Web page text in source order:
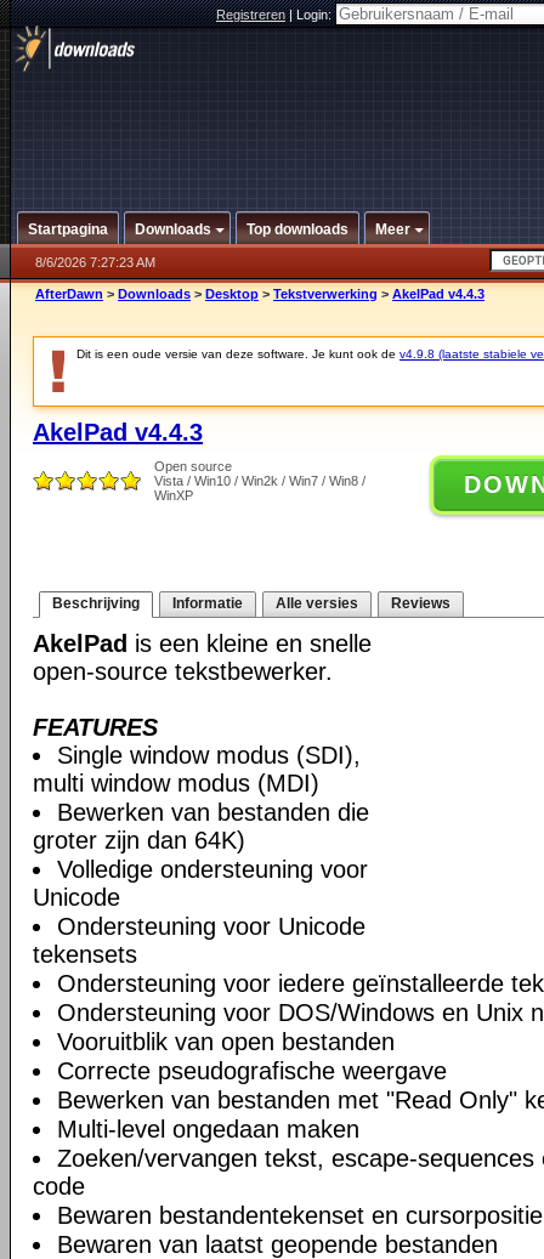
Registreren|Login:
Startpagina Downloads Top downloads Meer
8/6/2026 7:27:23 AM
AfterDawn > Downloads > Desktop > Tekstverwerking > AkelPad v4.4.3
Dit is een oude versie van deze software. Je kunt ook de v4.9.8 (laatste stabiele
AkelPad v4.4.3
Open source
Vista / Win10 / Win2k / Win7 / Win8 /
WinXP
Beschrijving Informatie Alle versies Reviews
AkelPad is een kleine en snelle
open-source tekstbewerker.
FEATURES
Single window modus (SDI),
multi window modus (MDI)
Bewerken van bestanden die
groter zijn dan 64K)
Volledige ondersteuning voor
Unicode
Ondersteuning voor Unicode
tekensets
Ondersteuning voor iedere geïnstalleerde
Ondersteuning voor DOS/Windows en Unix
Vooruitblik van open bestanden
Correcte pseudografische weergave
Bewerken van bestanden met "Read Only"
Multi-level ongedaan maken
Zoeken/vervangen tekst, escape-sequences
code
Bewaren bestandentekenset en cursorpositie
Bewaren van laatst geopende bestanden